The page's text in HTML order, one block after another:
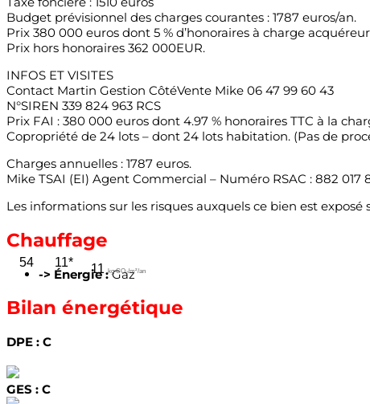
Budget prévisionnel des charges courantes : 1787 euros/an.
Prix 380 000 euros dont 5 % d’honoraires à charge
Prix hors honoraires 362 000EUR.
INFOS ET VISITES
Contact Martin Gestion CôtéVente Mike 06 47 99 60 43
N°SIREN 339 824 963 RCS
Prix FAI : 380 000 euros dont 4.97 % honoraires TTC à la
Copropriété de 24 lots – dont 24 lots habitation. (Pas de
Charges annuelles : 1787 euros.
Mike TSAI (EI) Agent Commercial – Numéro RSAC : 882 017
Les informations sur les risques auxquels ce bien est exposé
Chauffage
-> Énergie :Gaz
Bilan énergétique
DPE : C
54 11*
GES : C
11 kg CO₂/m²/an